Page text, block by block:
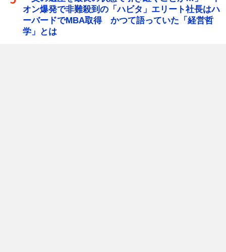
オン爆発で非難殺到の「ハビタ」エリート社長はハ
ーバードでMBA取得 かつて語っていた「経営哲
学」とは